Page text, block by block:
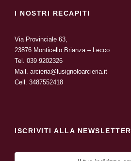
I NOSTRI RECAPITI
Via Provinciale 63,
23876 Monticello Brianza – Lecco
Tel. 039 9202326
Mail. arcieria@lusignoloarcieria.it
Cell. 3487552418
ISCRIVITI ALLA NEWSLETTER